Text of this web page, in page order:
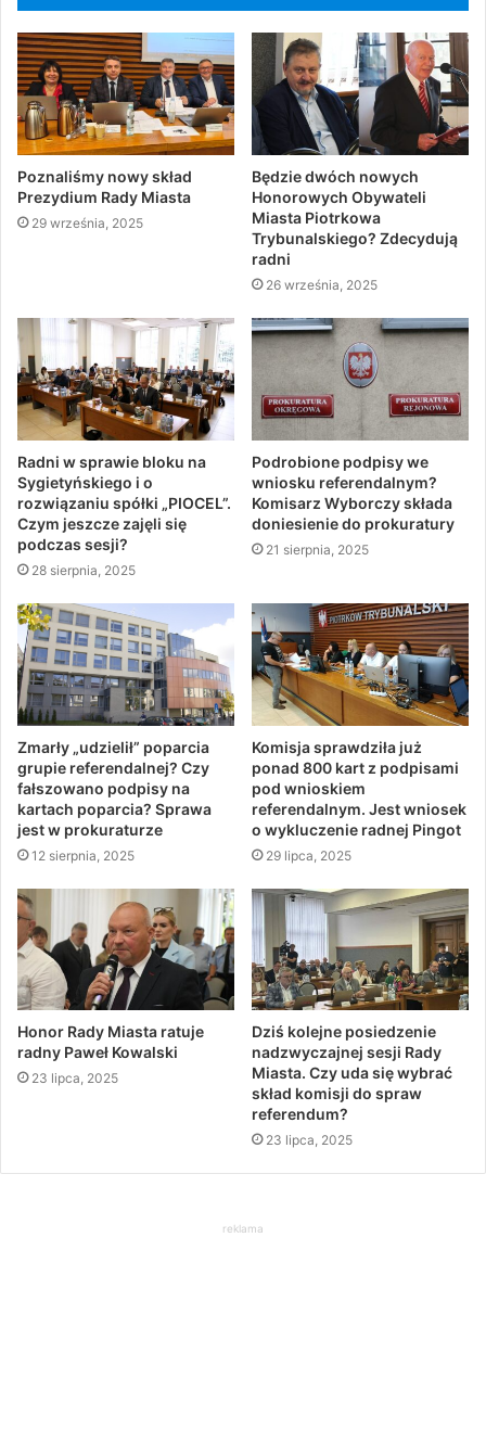
Poznaliśmy nowy skład
Prezydium Rady Miasta
29 września, 2025
Będzie dwóch nowych
Honorowych Obywateli
Miasta Piotrkowa
Trybunalskiego? Zdecydują
radni
26 września, 2025
Radni w sprawie bloku na
Sygietyńskiego i o
rozwiązaniu spółki „PIOCEL”.
Czym jeszcze zajęli się
podczas sesji?
28 sierpnia, 2025
Podrobione podpisy we
wniosku referendalnym?
Komisarz Wyborczy składa
doniesienie do prokuratury
21 sierpnia, 2025
Zmarły „udzielił” poparcia
grupie referendalnej? Czy
fałszowano podpisy na
kartach poparcia? Sprawa
jest w prokuraturze
12 sierpnia, 2025
Komisja sprawdziła już
ponad 800 kart z podpisami
pod wnioskiem
referendalnym. Jest wniosek
o wykluczenie radnej Pingot
29 lipca, 2025
Honor Rady Miasta ratuje
radny Paweł Kowalski
23 lipca, 2025
Dziś kolejne posiedzenie
nadzwyczajnej sesji Rady
Miasta. Czy uda się wybrać
skład komisji do spraw
referendum?
23 lipca, 2025
reklama